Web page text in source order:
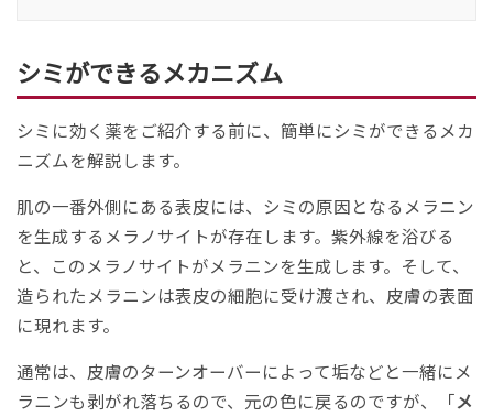
シミができるメカニズム
シミに効く薬をご紹介する前に、簡単にシミができるメカ
ニズムを解説します。
肌の一番外側にある表皮には、シミの原因となるメラニン
を生成するメラノサイトが存在します。紫外線を浴びる
と、このメラノサイトがメラニンを生成します。そして、
造られたメラニンは表皮の細胞に受け渡され、皮膚の表面
に現れます。
通常は、皮膚のターンオーバーによって垢などと一緒にメ
ラニンも剥がれ落ちるので、元の色に戻るのですが、「メ